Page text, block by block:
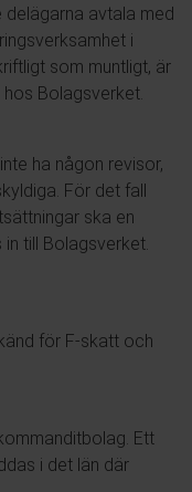
avtala med
i
som muntligt, är
Bolagsverket.
ha någon revisor,
För det fall
ska en
till Bolagsverket.
för F-skatt och
Ett
i det län där